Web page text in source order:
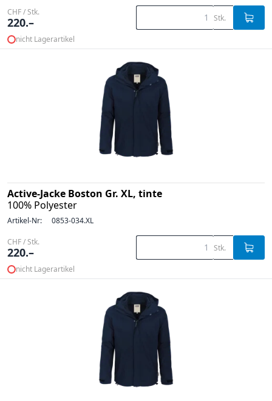
CHF / Stk.
220.– Stk.
nicht Lagerartikel
Active-Jacke Boston Gr. XL, tinte
100% Polyester
Artikel-Nr: 0853-034.XL
CHF / Stk.
220.– Stk.
nicht Lagerartikel